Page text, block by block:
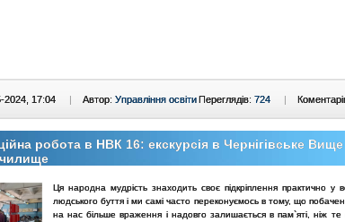
2024, 17:04 | Автор: Управління освітиПереглядів: 724 |
робота в НВК 16: екскурсія в Чернігівське Вище
Ця народна мудрість знаходить своє підкріплення практично у
людського буття і ми самі часто переконуємось в тому, що
на нас більше враження і надовго залишається в пам`яті, ніж